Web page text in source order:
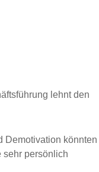
lehnt den
Demotivation könnten
sehr persönlich